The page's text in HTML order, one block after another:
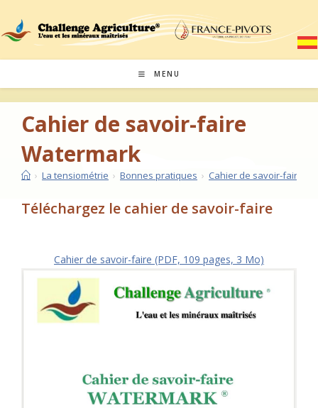
content
MENU
Cahier de savoir-faire
Watermark
› La tensiométrie › Bonnes pratiques › Cahier de savoir-faire
Téléchargez le cahier de savoir-faire
Cahier de savoir-faire (PDF, 109 pages, 3 Mo)